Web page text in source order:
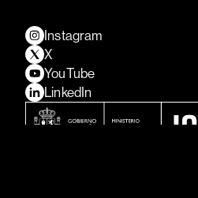
Instagram
X
YouTube
LinkedIn